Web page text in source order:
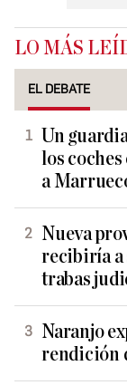
LO MÁS
EL DEBATE
Un
los coches
a
Nueva
recibiría a
trabas
Naranjo
rendición